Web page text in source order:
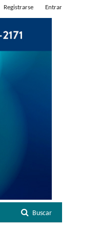
Buscar
Registrarse Entrar